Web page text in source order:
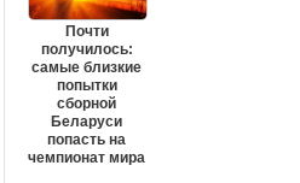
Почти
получилось:
самые близкие
попытки
сборной
Беларуси
попасть на
чемпионат мира